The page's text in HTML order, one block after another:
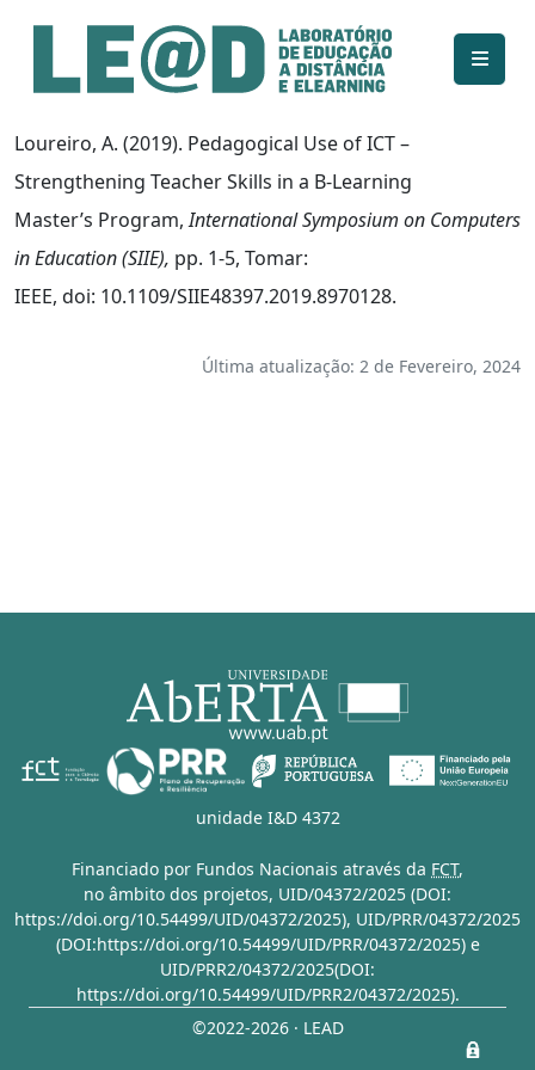
Ir para o conteúdo principal
Informações de acessibilidade
Mapa do site
Loureiro, A. (2019). Pedagogical Use of ICT –
Strengthening Teacher Skills in a B-Learning
Master’s Program,International Symposium on Computers
in Education (SIIE), pp. 1-5, Tomar:
IEEE, doi: 10.1109/SIIE48397.2019.8970128.
Última atualização: 2 de Fevereiro, 2024
unidade I&D 4372
Financiado por Fundos Nacionais através da FCT,
no âmbito dos projetos, UID/04372/2025 (DOI:
https://doi.org/10.54499/UID/04372/2025), UID/PRR/04372/2025
(DOI:https://doi.org/10.54499/UID/PRR/04372/2025)e
UID/PRR2/04372/2025(DOI:
https://doi.org/10.54499/UID/PRR2/04372/2025).
©2022-2026 · LEAD